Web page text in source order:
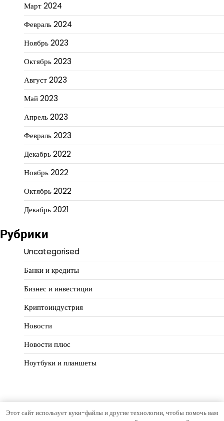
Март 2024
Февраль 2024
Ноябрь 2023
Октябрь 2023
Август 2023
Май 2023
Апрель 2023
Февраль 2023
Декабрь 2022
Ноябрь 2022
Октябрь 2022
Декабрь 2021
Рубрики
Uncategorised
Банки и кредиты
Бизнес и инвестиции
Криптоиндустрия
Новости
Новости плюс
Ноутбуки и планшеты
Этот сайт использует куки-файлы и другие технологии, чтобы помочь вам